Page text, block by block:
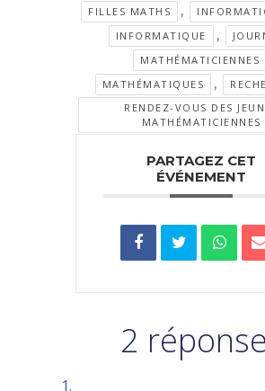
FILLES MATHS ,
INFORMATIQUE ,
MATHÉMATICIENNES
MATHÉMATIQUES ,
RENDEZ-VOUS DES
MATHÉMATICIENNES
PARTAGEZ CET
ÉVÉNEMENT
2